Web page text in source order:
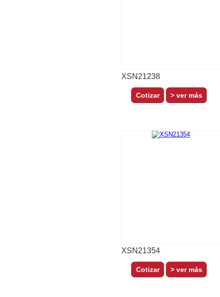
XSN21238
> ver más
XSN21354
> ver más